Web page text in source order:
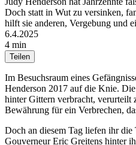
Doch statt in Wut zu versinken,
hilft sie anderen, Vergebung und
6.4.2025
4 min
Teilen
Im Besuchsraum eines
Henderson 2017 auf die Knie.
hinter Gittern verbracht, verurteilt
Bewährung für ein Verbrechen,
Doch an diesem Tag liefen ihr die
Gouverneur Eric Greitens hinter